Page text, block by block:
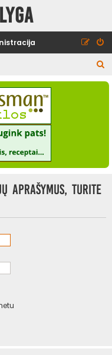
e
aprašymus, turite